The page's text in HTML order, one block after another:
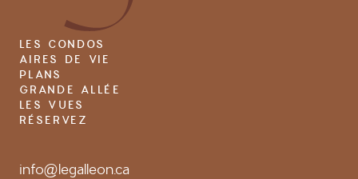
LES CONDOS
AIRES DE VIE
PLANS
GRANDE ALLÉE
LES VUES
RÉSERVEZ
info@legalleon.ca